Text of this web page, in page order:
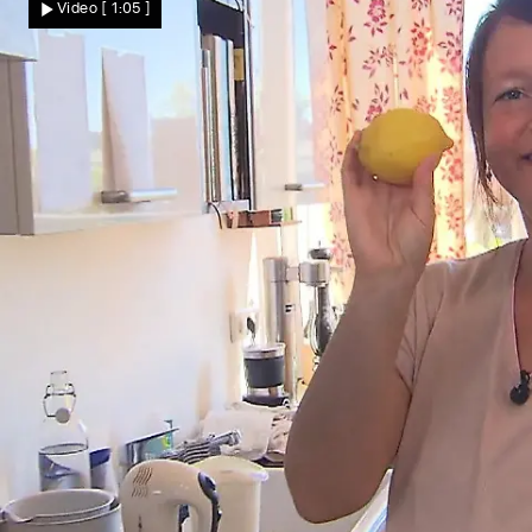
nach Monaten frisch zum Einsatz
Video [ 1:05 ]